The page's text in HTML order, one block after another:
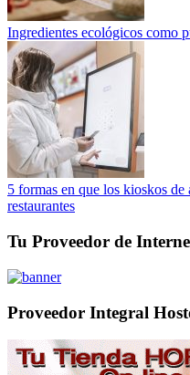
Ingredientes ecológicos como
5 formas en que los kioskos
restaurantes
Tu Proveedor de
Proveedor Integral